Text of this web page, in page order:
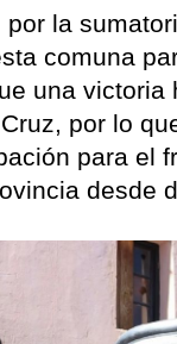
la
comuna
una victoria
por lo
para el
desde